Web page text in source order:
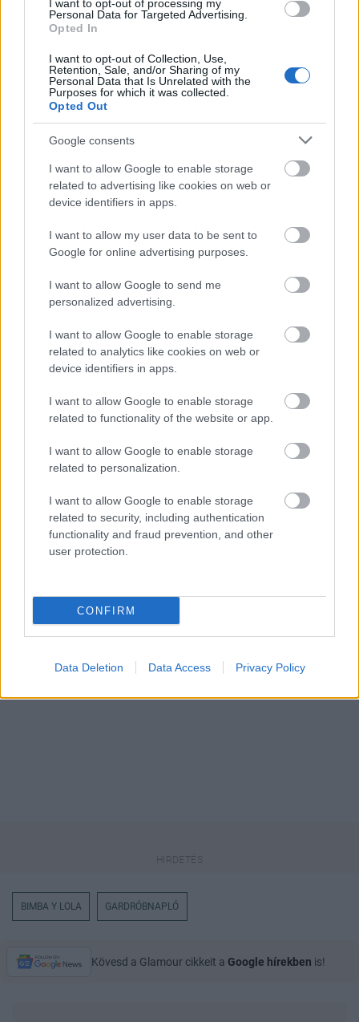
I want to opt-out of processing my
Personal Data for Targeted Advertising.
Opted In
I want to opt-out of Collection, Use,
Retention, Sale, and/or Sharing of my
Personal Data that Is Unrelated with the
Purposes for which it was collected.
Opted Out
Google consents
I want to allow Google to enable storage
related to advertising like cookies on web or
device identifiers in apps.
I want to allow my user data to be sent to
Google for online advertising purposes.
I want to allow Google to send me
personalized advertising.
I want to allow Google to enable storage
related to analytics like cookies on web or
device identifiers in apps.
I want to allow Google to enable storage
related to functionality of the website or app.
I want to allow Google to enable storage
related to personalization.
I want to allow Google to enable storage
related to security, including authentication
functionality and fraud prevention, and other
user protection.
CONFIRM
Data Deletion Data Access Privacy Policy
Harisnya: Calzedonia
Táska: Furla
Choker: bizsuk.com
Itt állíthatod be, hogy a Google
glamour.hu cikkeit
BIMBA Y LOLA GARDRÓBNAPLÓ
Kövesd a Glamour cikkeit a Google hírekben is!